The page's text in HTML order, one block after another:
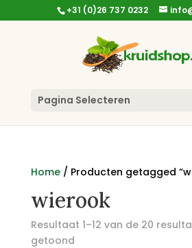
+31 (0)26 737 0232
Pagina Selecteren
Home/ Producten getagged
wierook
Resultaat 1–12 van de 20
getoond